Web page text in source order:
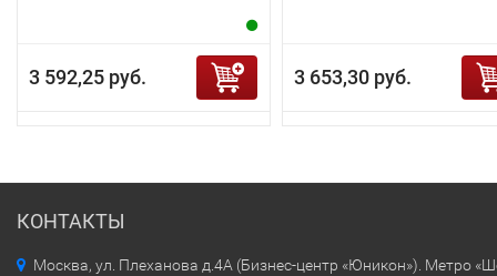
3 592,25 руб. 3 653,30 руб.
КОНТАКТЫ
Москва, ул. Плеханова д.4А (Бизнес-центр «Юникон»). Метро